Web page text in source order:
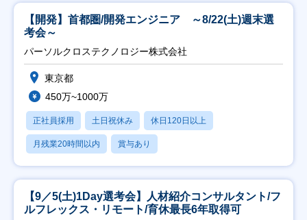
【開発】首都圏/開発エンジニア ～8/22(土)週末選
考会～
パーソルクロステクノロジー株式会社
東京都
450万~1000万
正社員採用 土日祝休み 休日120日以上
月残業20時間以内 賞与あり
【9／5(土)1Day選考会】人材紹介コンサルタント/フ
ルフレックス・リモート/育休最長6年取得可